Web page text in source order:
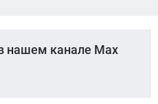
нашем канале Max